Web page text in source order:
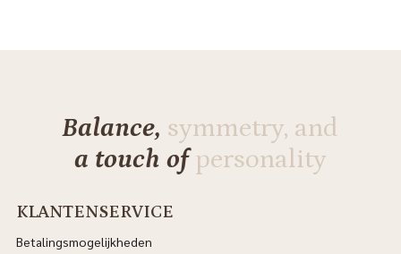
Balance, symmetry, and
a touch ofpersonality
KLANTENSERVICE
Betalingsmogelijkheden